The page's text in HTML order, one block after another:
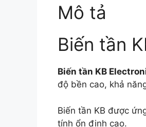
Mô tả
Biến tần
Biến tần KB
độ bền cao, khả
Biến tần KB được
tính ổn định cao.